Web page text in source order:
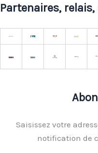
Partenaires,
Saisissez votre
notification de